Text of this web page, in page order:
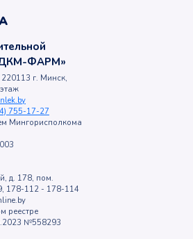
ФАРМ»
г. Минск,
755-17-27
Мингорисполкома
д. 178, пом.
178-112 - 178-114
реестре
№558293